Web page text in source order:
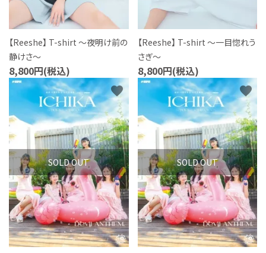
【Reeshe】 T-shirt ～夜明け前の
静けさ～
8,800円(税込)
【Reeshe】 T-shirt ～一目惚れう
さぎ～
8,800円(税込)
SOLD OUT
favorite
SOLD OUT
favorite